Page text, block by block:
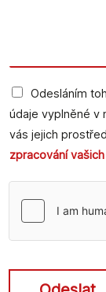
Odesláním
údaje vyplněné v
vás jejich
zpracování